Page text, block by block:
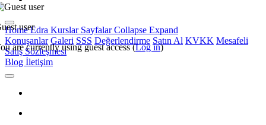
user
are currently using guest access (Log in)
HomeEdra Kurslar SayfalarCollapse Expand
Konuşanlar Galeri SSS Değerlendirme Satın Al KVKK Mesafeli
Satış Sözleşmesi
Blog İletişim